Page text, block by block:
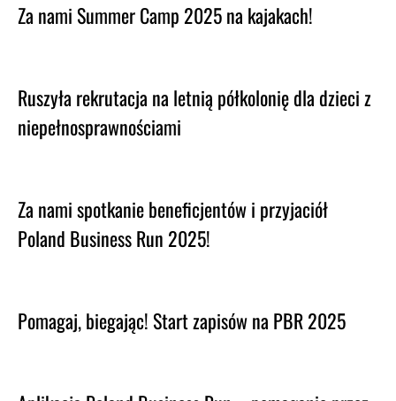
Za nami Summer Camp 2025 na kajakach!
Ruszyła rekrutacja na letnią półkolonię dla dzieci z
niepełnosprawnościami
Za nami spotkanie beneficjentów i przyjaciół
Poland Business Run 2025!
Pomagaj, biegając! Start zapisów na PBR 2025